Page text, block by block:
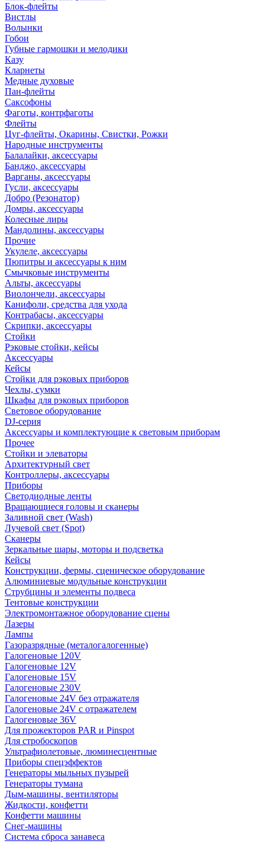
Блок-флейты
Вистлы
Волынки
Гобои
Губные гармошки и мелодики
Казу
Кларнеты
Медные духовые
Пан-флейты
Саксофоны
Фаготы, контрфаготы
Флейты
Цуг-флейты, Окарины, Свистки, Рожки
Народные инструменты
Балалайки, аксессуары
Банджо, аксессуары
Варганы, аксессуары
Гусли, аксессуары
Добро (Резонатор)
Домры, аксессуары
Колесные лиры
Мандолины, аксессуары
Прочие
Укулеле, аксессуары
Пюпитры и аксессуары к ним
Смычковые инструменты
Альты, аксессуары
Виолончели, аксессуары
Канифоли, средства для ухода
Контрабасы, аксессуары
Скрипки, аксессуары
Стойки
Рэковые стойки, кейсы
Аксессуары
Кейсы
Стойки для рэковых приборов
Чехлы, сумки
Шкафы для рэковых приборов
Световое оборудование
DJ-серия
Аксессуары и комплектующие к световым приборам
Прочее
Стойки и элеваторы
Архитектурный свет
Контроллеры, аксессуары
Приборы
Светодиодные ленты
Вращающиеся головы и сканеры
Заливной свет (Wash)
Лучевой свет (Spot)
Сканеры
Зеркальные шары, моторы и подсветка
Кейсы
Конструкции, фермы, сценическое оборудование
Алюминиевые модульные конструкции
Струбцины и элементы подвеса
Тентовые конструкции
Электромонтажное оборудование сцены
Лазеры
Лампы
Газоразрядные (металогалогенные)
Галогеновые 120V
Галогеновые 12V
Галогеновые 15V
Галогеновые 230V
Галогеновые 24V без отражателя
Галогеновые 24V с отражателем
Галогеновые 36V
Для прожекторов PAR и Pinspot
Для стробоскопов
Ультрафиолетовые, люминесцентные
Приборы спецэффектов
Генераторы мыльных пузырей
Генераторы тумана
Дым-машины, вентиляторы
Жидкости, конфетти
Конфетти машины
Снег-машины
Система сброса занавеса